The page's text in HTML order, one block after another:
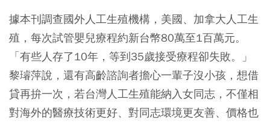
據本刊調查國外人工生殖機構，美國、加拿大人工生
殖，每次試管嬰兒療程約新台幣80萬至1百萬元。
「有些人存了10年，等到35歲接受療程卻失敗。」
黎璿萍說，還有高齡諮詢者擔心一輩子沒小孩，想借
貸再拚一次，若台灣人工生殖能納入女同志，不僅相
對海外的醫療技術更好、對同志環境更友善、價格也